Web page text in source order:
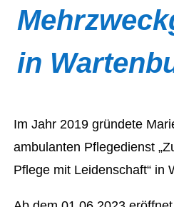
in
Im Jahr 2019 gründete
ambulanten Pflegedienst
Pflege mit Leidenschaft“ in